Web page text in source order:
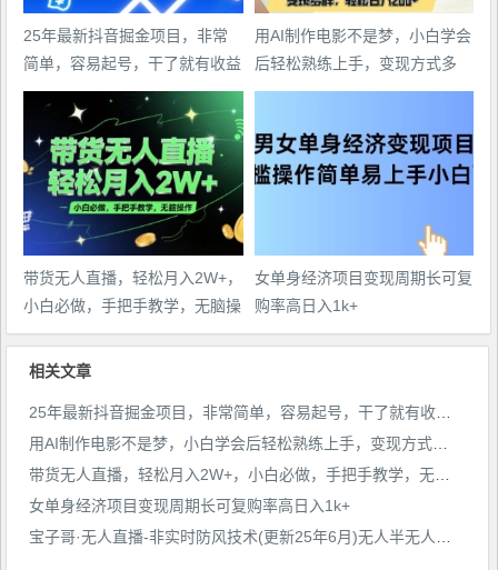
25年最新抖音掘金项目，非常
简单，容易起号，干了就有收益
那种
用AI制作电影不是梦，小白学会
后轻松熟练上手，变现方式多
样，日入2张+
带货无人直播，轻松月入2W+，
小白必做，手把手教学，无脑操
作(附学习资料)
女单身经济项目变现周期长可复
购率高日入1k+
相关文章
25年最新抖音掘金项目，非常简单，容易起号，干了就有收益那种
用AI制作电影不是梦，小白学会后轻松熟练上手，变现方式多样，日入2张+
带货无人直播，轻松月入2W+，小白必做，手把手教学，无脑操作(附学习资料)
女单身经济项目变现周期长可复购率高日入1k+
宝子哥·无人直播-非实时防风技术(更新25年6月)无人半无人直播